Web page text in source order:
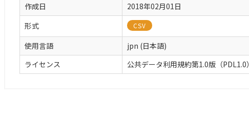
作成日
2018年02月01日
形式
CSV
使用言語
jpn (日本語)
ライセンス
公共データ利用規約第1.0版（PDL1.0）